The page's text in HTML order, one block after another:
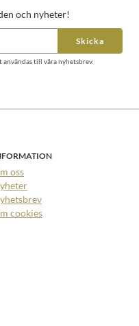
och nyheter!
Skicka
till våra nyhetsbrev.
oss
cookies